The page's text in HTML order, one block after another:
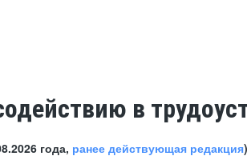
в
года, ранее действующая редакция)